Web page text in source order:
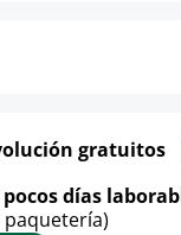
gratuitos
días
paquetería)